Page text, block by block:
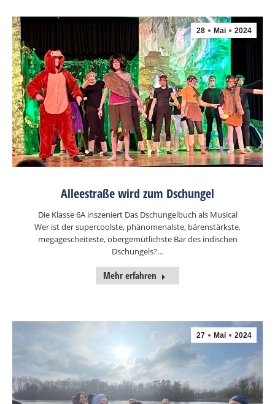
28 Mai 2024
Alleestraße wird zum Dschungel
Die Klasse 6A inszeniert Das Dschungelbuch als Musical
Wer ist der supercoolste, phänomenalste, bärenstärkste,
megagescheiteste, obergemütlichste Bär des indischen
Dschungels?…
Mehr erfahren
27 Mai 2024